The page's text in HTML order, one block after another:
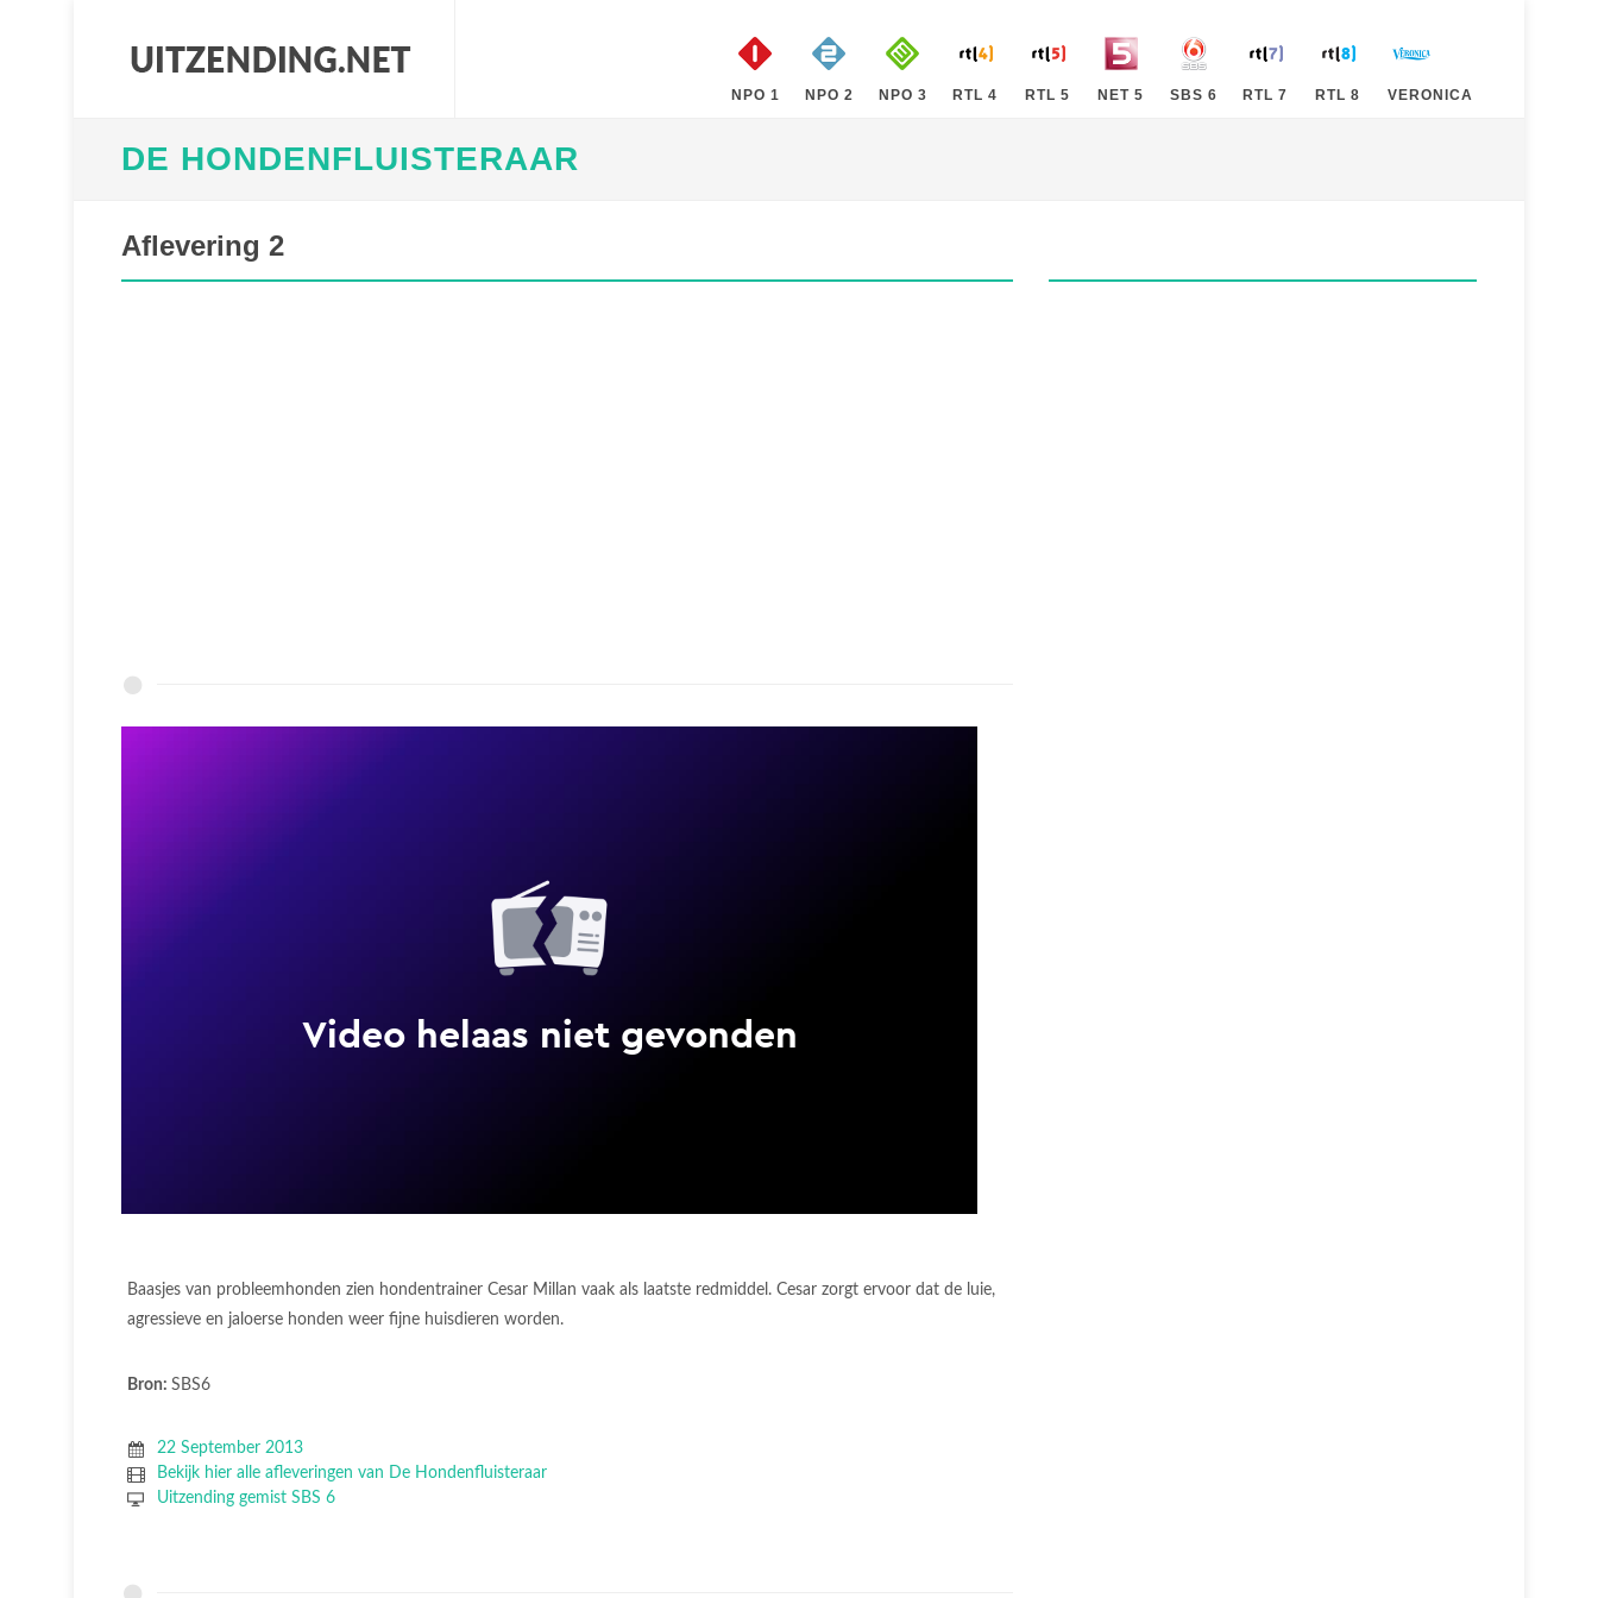
NPO 1 NPO 2 NPO 3 RTL 4 RTL 5 NET 5 SBS 6 RTL 7 RTL 8 VERONICA
DE HONDENFLUISTERAAR
Aflevering 2
Baasjes van probleemhonden zien hondentrainer Cesar Millan vaak als laatste redmiddel. Cesar zorgt ervoor dat de luie,
agressieve en jaloerse honden weer fijne huisdieren worden.
Bron: SBS6
22 September 2013
Bekijk hier alle afleveringen van De Hondenfluisteraar
Uitzending gemist SBS 6